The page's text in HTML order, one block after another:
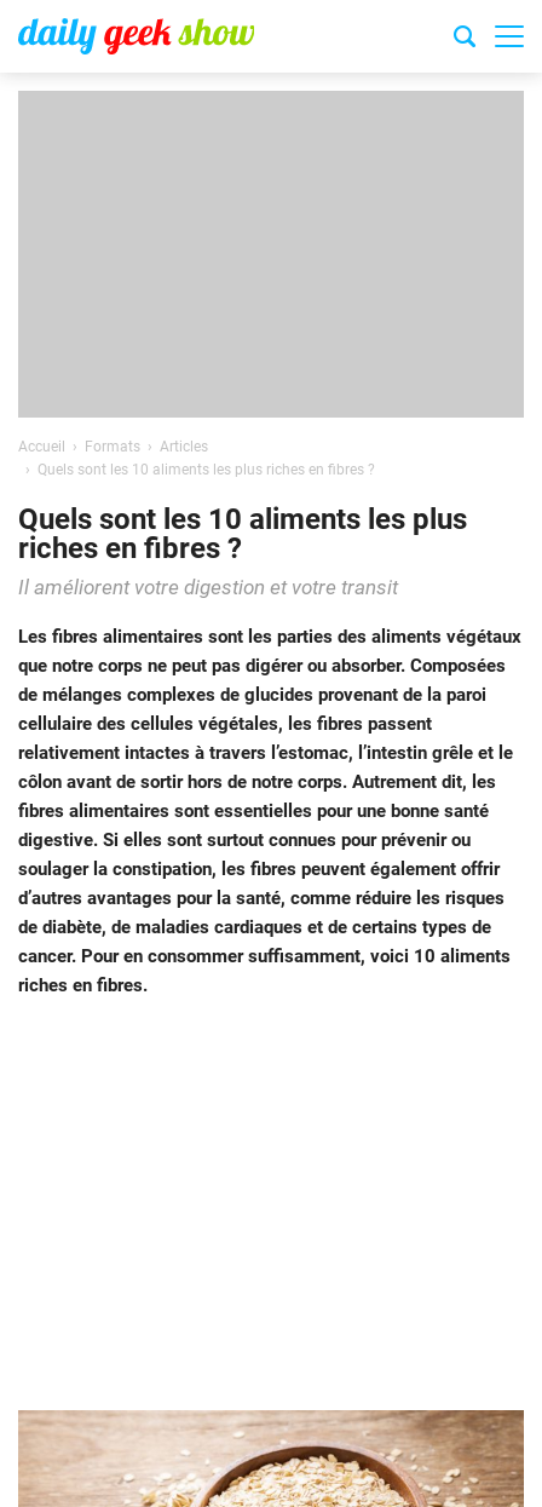
Accueil Formats
Articles
Quels sont les 10 aliments les plus riches en fibres ?
Quels sont les 10 aliments les plus
riches en fibres ?
Il améliorent votre digestion et votre transit
Les fibres alimentaires sont les parties des aliments végétaux
que notre corps ne peut pas digérer ou absorber. Composées
de mélanges complexes de glucides provenant de la paroi
cellulaire des cellules végétales, les fibres passent
relativement intactes à travers l’estomac, l’intestin grêle et le
côlon avant de sortir hors de notre corps. Autrement dit, les
fibres alimentaires sont essentielles pour une bonne santé
digestive. Si elles sont surtout connues pour prévenir ou
soulager la constipation, les fibres peuvent également offrir
d’autres avantages pour la santé, comme réduire les risques
de diabète, de maladies cardiaques et de certains types de
cancer. Pour en consommer suffisamment, voici 10 aliments
riches en fibres.